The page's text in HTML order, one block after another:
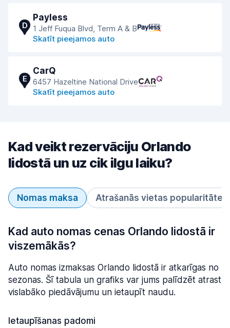
D
Payless
1 Jeff Fuqua Blvd, Term A & B
Skatīt pieejamos auto
E
CarQ
6457 Hazeltine National Drive
Skatīt pieejamos auto
Kad veikt rezervāciju Orlando
lidostā un uz cik ilgu laiku?
Nomas maksa Atrašanās vietas popularitāte
Kad auto nomas cenas Orlando lidostā ir
viszemākās?
Auto nomas izmaksas Orlando lidostā ir atkarīgas no
sezonas. Šī tabula un grafiks var jums palīdzēt atrast
vislabāko piedāvājumu un ietaupīt naudu.
Ietaupīšanas padomi